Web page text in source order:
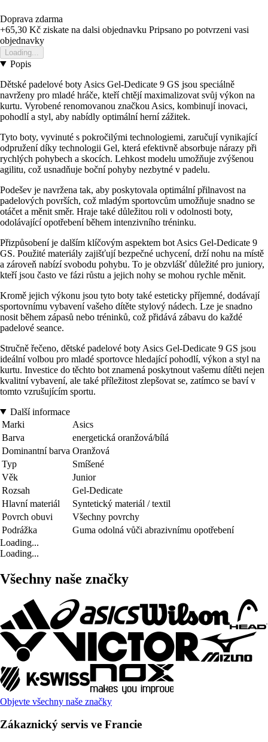
Doprava zdarma
+65,30 Kč ziskate na dalsi objednavku Pripsano po potvrzeni vasi
objednavky
Loading...
Popis
Dětské padelové boty Asics Gel-Dedicate 9 GS jsou speciálně
navrženy pro mladé hráče, kteří chtějí maximalizovat svůj výkon na
kurtu. Vyrobené renomovanou značkou Asics, kombinují inovaci,
pohodlí a styl, aby nabídly optimální herní zážitek.
Tyto boty, vyvinuté s pokročilými technologiemi, zaručují vynikající
odpružení díky technologii Gel, která efektivně absorbuje nárazy při
rychlých pohybech a skocích. Lehkost modelu umožňuje zvýšenou
agilitu, což usnadňuje boční pohyby nezbytné v padelu.
Podešev je navržena tak, aby poskytovala optimální přilnavost na
padelových površích, což mladým sportovcům umožňuje snadno se
otáčet a měnit směr. Hraje také důležitou roli v odolnosti boty,
odolávající opotřebení během intenzivního tréninku.
Přizpůsobení je dalším klíčovým aspektem bot Asics Gel-Dedicate 9
GS. Použité materiály zajišťují bezpečné uchycení, drží nohu na místě
a zároveň nabízí svobodu pohybu. To je obzvlášť důležité pro juniory,
kteří jsou často ve fázi růstu a jejich nohy se mohou rychle měnit.
Kromě jejich výkonu jsou tyto boty také esteticky příjemné, dodávají
sportovnímu vybavení vašeho dítěte stylový nádech. Lze je snadno
nosit během zápasů nebo tréninků, což přidává zábavu do každé
padelové seance.
Stručně řečeno, dětské padelové boty Asics Gel-Dedicate 9 GS jsou
ideální volbou pro mladé sportovce hledající pohodlí, výkon a styl na
kurtu. Investice do těchto bot znamená poskytnout vašemu dítěti nejen
kvalitní vybavení, ale také příležitost zlepšovat se, zatímco se baví v
tomto vzrušujícím sportu.
Další informace
Marki
Asics
Barva
energetická oranžová/bílá
Dominantní barva Oranžová
Typ
Smíšené
Věk
Junior
Rozsah
Gel-Dedicate
Hlavní materiál
Syntetický materiál / textil
Povrch obuvi
Všechny povrchy
Podrážka
Guma odolná vůči abrazivnímu opotřebení
Loading...
Loading...
Všechny naše značky
Objevte všechny naše značky
Zákaznický servis ve Francie